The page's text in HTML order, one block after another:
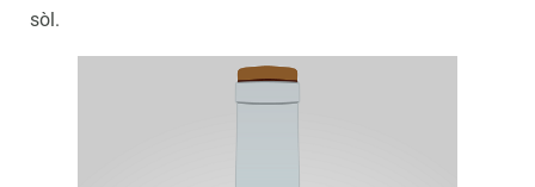
sòl.